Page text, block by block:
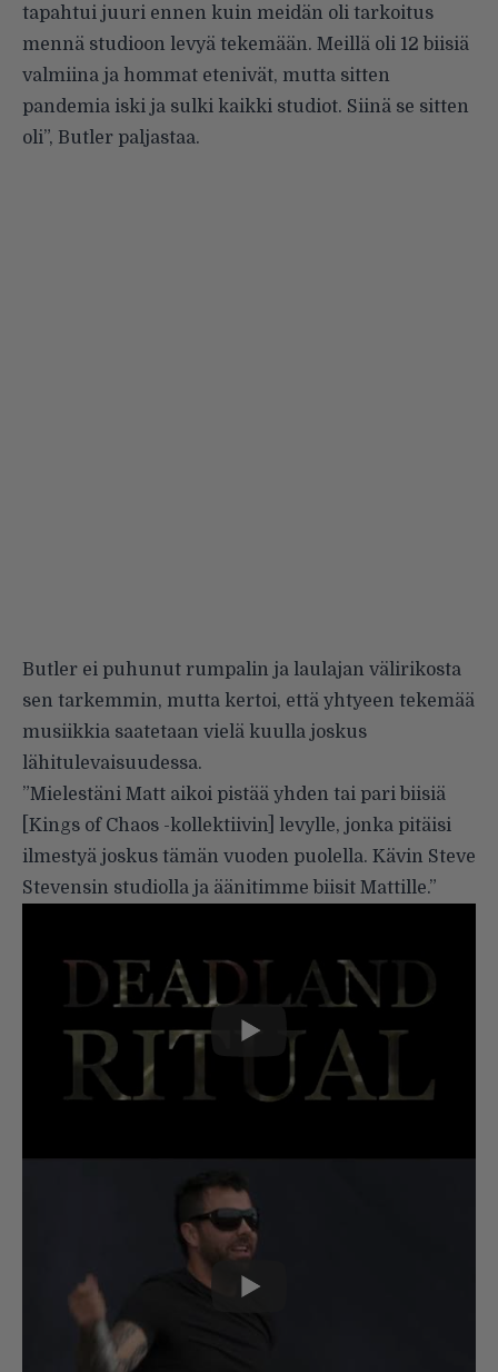
tapahtui juuri ennen kuin meidän oli tarkoitus
mennä studioon levyä tekemään. Meillä oli 12 biisiä
valmiina ja hommat etenivät, mutta sitten
pandemia iski ja sulki kaikki studiot. Siinä se sitten
oli”, Butler paljastaa.
Butler ei puhunut rumpalin ja laulajan välirikosta
sen tarkemmin, mutta kertoi, että yhtyeen tekemää
musiikkia saatetaan vielä kuulla joskus
lähitulevaisuudessa.
”Mielestäni Matt aikoi pistää yhden tai pari biisiä
[Kings of Chaos -kollektiivin] levylle, jonka pitäisi
ilmestyä joskus tämän vuoden puolella. Kävin Steve
Stevensin studiolla ja äänitimme biisit Mattille.”